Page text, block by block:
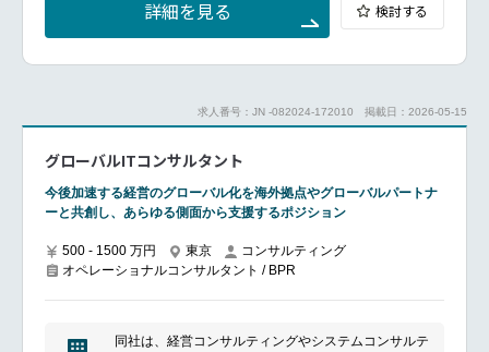
━━━━━━━━━━━━━━━#spotlightjob2
詳細を見る 検討する
求人番号：JN -082024-172010 掲載日：2026-05-15
グローバルITコンサルタント
今後加速する経営のグローバル化を海外拠点やグローバルパートナ
ーと共創し、あらゆる側面から支援するポジション
500 - 1500 万円 東京
コンサルティング
オペレーショナルコンサルタント / BPR
同社は、経営コンサルティングやシステムコンサルテ